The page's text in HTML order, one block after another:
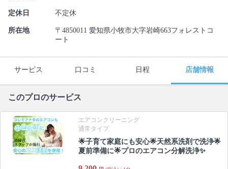
定休日 不定休
所在地
〒4850011 愛知県小牧市大字岩崎663フォレストコ
ート
サービス 口コミ 日程 店舗情報
このプロのサービス
エアコンクリーニング
通常タイプ
🌟子育て家庭にも安心🌟天然系洗剤で洗浄🌟
夏前準備に🌟プロのエアコン分解洗浄✨